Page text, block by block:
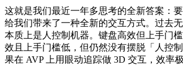
这就是我们最近一年多思考的全新答案：
给我们带来了一种全新的交互方式。过去
本质上是人控制机器。键盘高效但上手门
效且上手门槛低，但仍然没有摆脱「人控
果在 AVP 上用眼动追踪做 3D 交互，效率